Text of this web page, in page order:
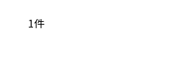
1件